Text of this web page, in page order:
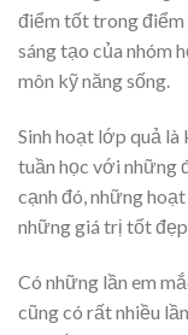
điểm tốt trong điểm
sáng tạo của nhóm
môn kỹ năng sống.
Sinh hoạt lớp quả
tuần học với những
cạnh đó, những
những giá trị tốt
Có những lần em
cũng có rất nhiều